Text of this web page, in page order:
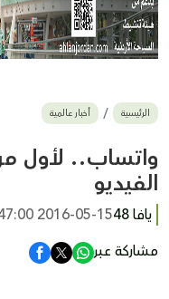
أخبار يافا
SHORTS
أخبار اللد والرملة
بيع وشراء
أخبار القدس
وفيات
المزيد
الرئيسية أخبار عالمية
واتساب.. لأول
الفيديو
يافا 48
2016-05-15 06:47:00
مشاركة عبر